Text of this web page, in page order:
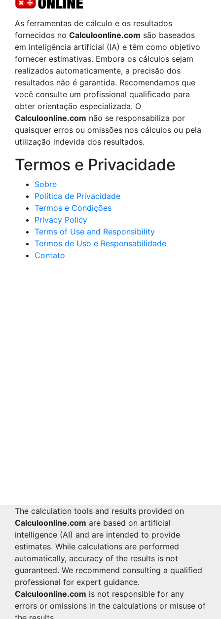
As ferramentas de cálculo e os resultados
fornecidos no Calculoonline.com são baseados
em inteligência artificial (IA) e têm como objetivo
fornecer estimativas. Embora os cálculos sejam
realizados automaticamente, a precisão dos
resultados não é garantida. Recomendamos que
você consulte um profissional qualificado para
obter orientação especializada. O
Calculoonline.com não se responsabiliza por
quaisquer erros ou omissões nos cálculos ou pela
utilização indevida dos resultados.
Termos e Privacidade
Sobre
Política de Privacidade
Termos e Condições
Privacy Policy
Terms of Use and Responsibility
Termos de Uso e Responsabilidade
Contato
The calculation tools and results provided on
Calculoonline.com are based on artificial
intelligence (AI) and are intended to provide
estimates. While calculations are performed
automatically, accuracy of the results is not
guaranteed. We recommend consulting a qualified
professional for expert guidance.
Calculoonline.com is not responsible for any
errors or omissions in the calculations or misuse of